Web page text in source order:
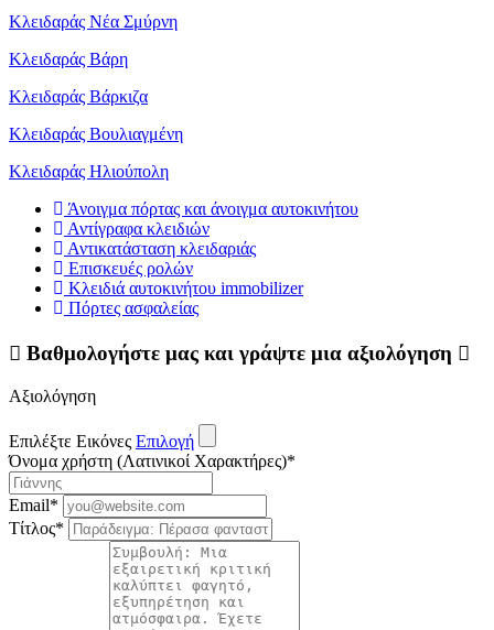
Κλειδαράς Νέα Σμύρνη
Κλειδαράς Βάρη
Κλειδαράς Βάρκιζα
Κλειδαράς Βουλιαγμένη
Κλειδαράς Ηλιούπολη
Άνοιγμα πόρτας και άνοιγμα αυτοκινήτου
Αντίγραφα κλειδιών
Αντικατάσταση κλειδαριάς
Επισκευές ρολών
Κλειδιά αυτοκινήτου immobilizer
Πόρτες ασφαλείας
Βαθμολογήστε μας και γράψτε μια αξιολόγηση
Αξιολόγηση
Επιλέξτε Εικόνες Επιλογή
Όνομα χρήστη (Λατινικοί Χαρακτήρες)*
Email*
Τίτλος*